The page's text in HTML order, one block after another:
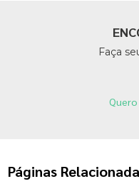
Faça
Páginas